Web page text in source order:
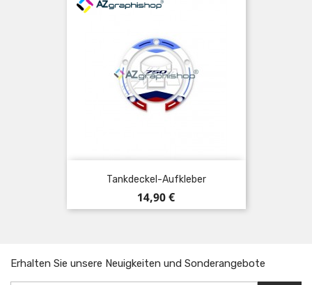
Tankdeckel-Aufkleber
Preis
14,90 €
Erhalten Sie unsere Neuigkeiten und Sonderangebote